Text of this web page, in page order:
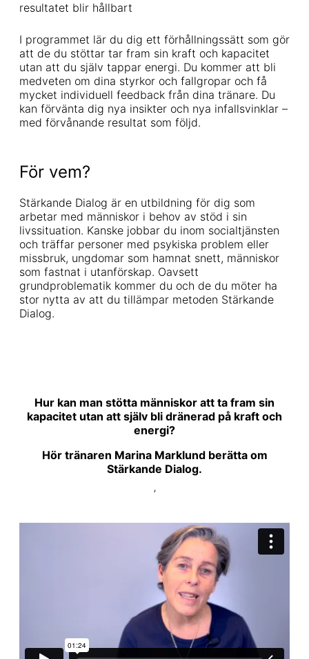
resultatet blir hållbart
I programmet lär du dig ett förhållningssätt som gör
att de du stöttar tar fram sin kraft och kapacitet
utan att du själv tappar energi. Du kommer att bli
medveten om dina styrkor och fallgropar och få
mycket individuell feedback från dina tränare. Du
kan förvänta dig nya insikter och nya infallsvinklar –
med förvånande resultat som följd.
För vem?
Stärkande Dialog är en utbildning för dig som
arbetar med människor i behov av stöd i sin
livssituation. Kanske jobbar du inom socialtjänsten
och träffar personer med psykiska problem eller
missbruk, ungdomar som hamnat snett, människor
som fastnat i utanförskap. Oavsett
grundproblematik kommer du och de du möter ha
stor nytta av att du tillämpar metoden Stärkande
Dialog.
Hur kan man stötta människor att ta fram sin
kapacitet utan att själv bli dränerad på kraft och
energi?
Hör tränaren Marina Marklund berätta om
Stärkande Dialog.
’